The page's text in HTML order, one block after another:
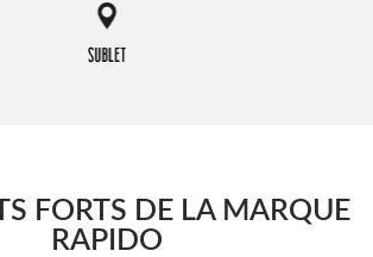
FORTS DE LA MARQUE
RAPIDO